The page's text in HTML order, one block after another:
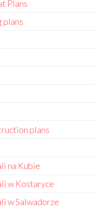
Plans
plans
plans
na Kubie
w Kostaryce
w Salwadorze